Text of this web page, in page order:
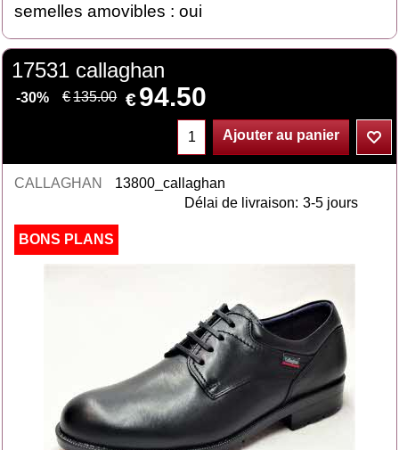
semelles amovibles : oui
17531 callaghan
-30% €135.00 €94.50
Ajouter au panier
CALLAGHAN
13800_callaghan
Délai de livraison: 3-5 jours
BONS PLANS